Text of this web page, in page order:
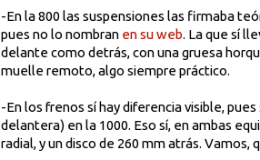
-En la 800 las suspensiones las firmaba
pues no lo nombran en su web. La que sí
delante como detrás, con una gruesa
muelle remoto, algo siempre práctico.
-En los frenos sí hay diferencia visible,
delantera) en la 1000. Eso sí, en ambas
radial, y un disco de 260 mm atrás.